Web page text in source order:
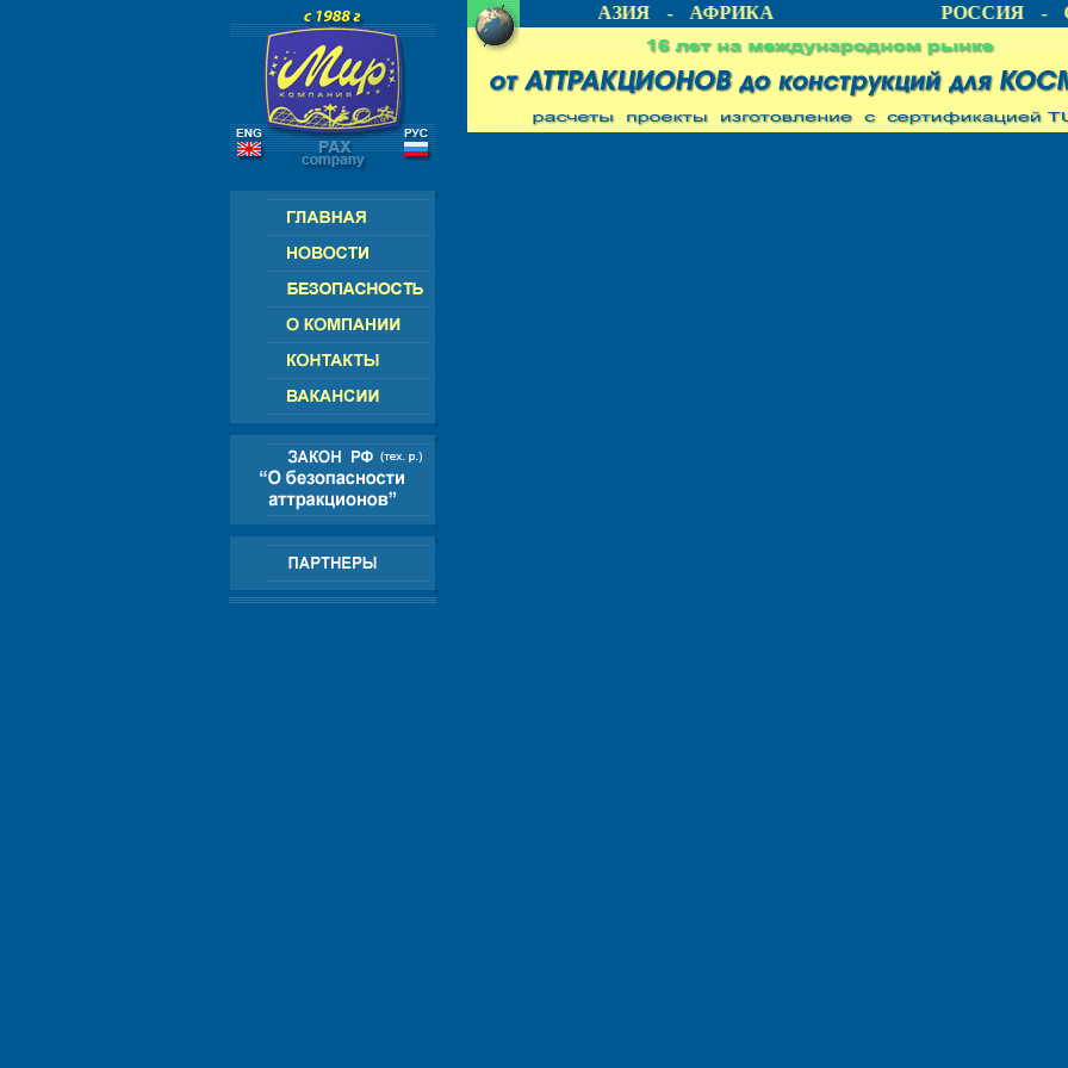
РОССИЯ - СНГ - ЕВРОПА - АМЕРИКА - АЗИЯ - АФРИКА РОССИЯ -